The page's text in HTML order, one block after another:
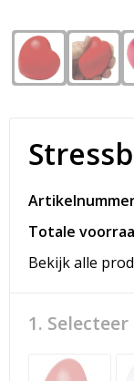
Spellen voor
Veiligheid,
Opvouwbare
Promotietassen
Rugzakken
Schoenentassen
Sporttassen
Totale
Bekijk alle
1.